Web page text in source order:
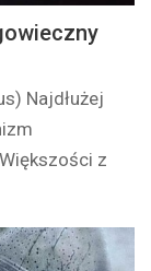
Najdłużej
z